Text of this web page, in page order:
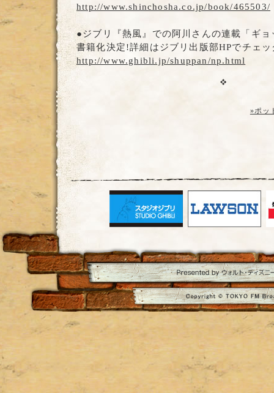
http://www.shinchosha.co.jp/book/465503/
●ジブリ『熱風』での阿川さんの連載「ギ
書籍化決定!詳細はジブリ出版部HPでチェ
http://www.ghibli.jp/shuppan/np.html
»ポッ